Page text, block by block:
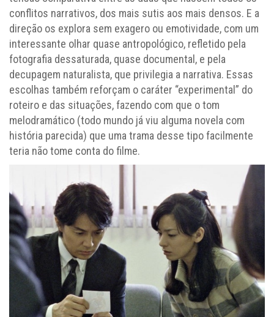
conflitos narrativos, dos mais sutis aos mais densos. E a
direção os explora sem exagero ou emotividade, com um
interessante olhar quase antropológico, refletido pela
fotografia dessaturada, quase documental, e pela
decupagem naturalista, que privilegia a narrativa. Essas
escolhas também reforçam o caráter “experimental” do
roteiro e das situações, fazendo com que o tom
melodramático (todo mundo já viu alguma novela com
história parecida) que uma trama desse tipo facilmente
teria não tome conta do filme.